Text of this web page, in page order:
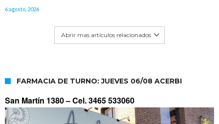
6 agosto, 2026
Abrir mas artículos relacionados
FARMACIA DE TURNO: JUEVES 06/08 ACERBI
San Martín 1380 –Cel. 3465 533060